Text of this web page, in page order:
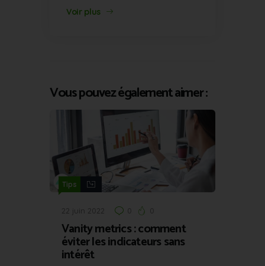
Voir plus
Vous pouvez également aimer :
Tips
22 juin 2022 0 0
Vanity metrics : comment
éviter les indicateurs sans
intérêt